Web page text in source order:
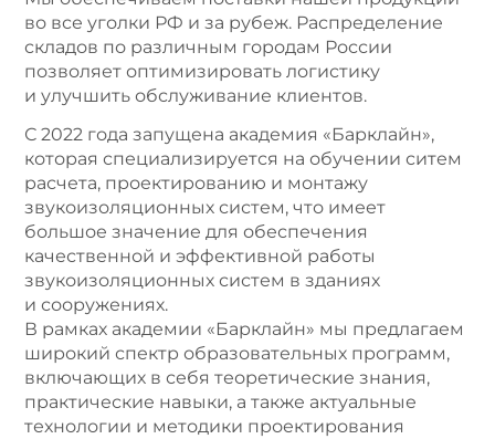
во все уголки РФ и за рубеж. Распределение
складов по различным городам России
позволяет оптимизировать логистику
и улучшить обслуживание клиентов.
С 2022 года запущена академия «Барклайн»,
которая специализируется на обучении ситем
расчета, проектированию и монтажу
звукоизоляционных систем, что имеет
большое значение для обеспечения
качественной и эффективной работы
звукоизоляционных систем в зданиях
и сооружениях.
В рамках академии «Барклайн» мы предлагаем
широкий спектр образовательных программ,
включающих в себя теоретические знания,
практические навыки, а также актуальные
технологии и методики проектирования